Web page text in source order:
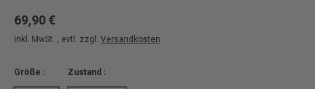
69,90 €
inkl. MwSt. , evtl. zzgl. Versandkosten
Größe : Zustand :